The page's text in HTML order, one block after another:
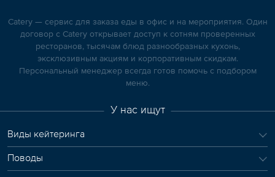
Catery — сервис для заказа еды в офис и на мероприятия. Один
договор с Catery открывает доступ к сотням проверенных
ресторанов, тысячам блюд разнообразных кухонь,
эксклюзивным акциям и корпоративным скидкам.
Персональный менеджер всегда готов помочь с подбором
меню.
У нас ищут
Виды кейтеринга
Поводы